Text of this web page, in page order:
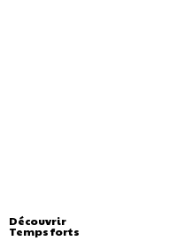
Découvrir
Temps forts